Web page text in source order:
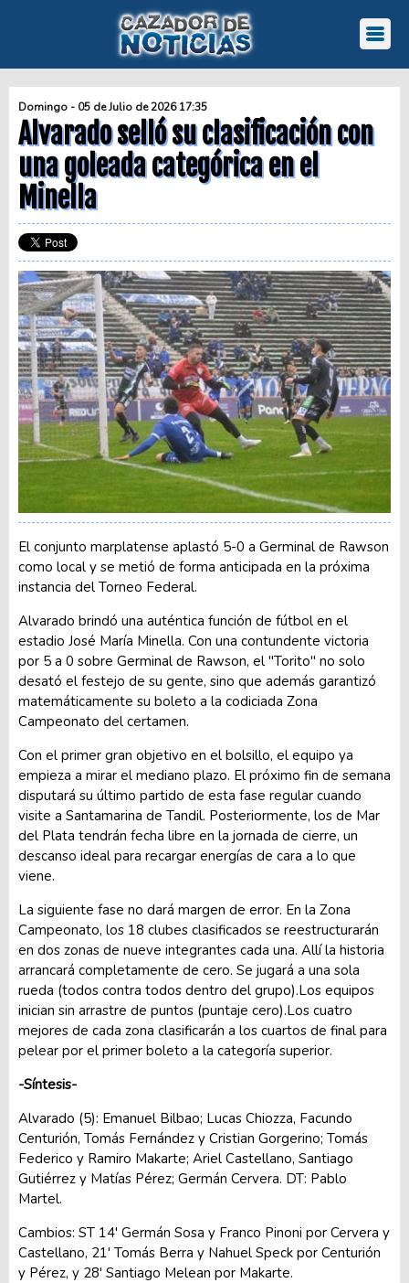
Domingo - 05 de Julio de 2026 17:35
Alvarado selló su clasificación con
una goleada categórica en el
Minella
El conjunto marplatense aplastó 5-0 a Germinal de Rawson
como local y se metió de forma anticipada en la próxima
instancia del Torneo Federal.
Alvarado brindó una auténtica función de fútbol en el
estadio José María Minella. Con una contundente victoria
por 5 a 0 sobre Germinal de Rawson, el "Torito" no solo
desató el festejo de su gente, sino que además garantizó
matemáticamente su boleto a la codiciada Zona
Campeonato del certamen.
Con el primer gran objetivo en el bolsillo, el equipo ya
empieza a mirar el mediano plazo. El próximo fin de semana
disputará su último partido de esta fase regular cuando
visite a Santamarina de Tandil. Posteriormente, los de Mar
del Plata tendrán fecha libre en la jornada de cierre, un
descanso ideal para recargar energías de cara a lo que
viene.
La siguiente fase no dará margen de error. En la Zona
Campeonato, los 18 clubes clasificados se reestructurarán
en dos zonas de nueve integrantes cada una. Allí la historia
arrancará completamente de cero. Se jugará a una sola
rueda (todos contra todos dentro del grupo).Los equipos
inician sin arrastre de puntos (puntaje cero).Los cuatro
mejores de cada zona clasificarán a los cuartos de final para
pelear por el primer boleto a la categoría superior.
-Síntesis-
Alvarado (5): Emanuel Bilbao; Lucas Chiozza, Facundo
Centurión, Tomás Fernández y Cristian Gorgerino; Tomás
Federico y Ramiro Makarte; Ariel Castellano, Santiago
Gutiérrez y Matías Pérez; Germán Cervera. DT: Pablo
Martel.
Cambios: ST 14' Germán Sosa y Franco Pinoni por Cervera y
Castellano, 21' Tomás Berra y Nahuel Speck por Centurión
y Pérez, y 28' Santiago Melean por Makarte.